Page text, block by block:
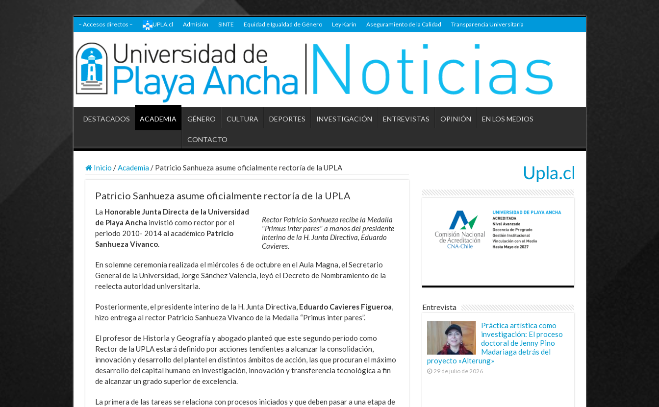
– Accesos directos – UPLA.cl Admisión SINTE Equidad e Igualdad de Género Ley Karin Aseguramiento de la Calidad Transparencia Universitaria
DESTACADOS ACADEMIA GÉNERO CULTURA DEPORTES INVESTIGACIÓN ENTREVISTAS OPINIÓN EN LOS MEDIOS
CONTACTO
Inicio / Academia / Patricio Sanhueza asume oficialmente rectoría de la UPLA
Patricio Sanhueza asume oficialmente rectoría de la UPLA
Rector Patricio Sanhueza recibe la Medalla
"Primus inter pares" a manos del presidente
interino de la H. Junta Directiva, Eduardo
Cavieres.
La Honorable Junta Directa de la Universidad
de Playa Ancha invistió como rector por el
periodo 2010- 2014 al académico Patricio
Sanhueza Vivanco.
En solemne ceremonia realizada el miércoles 6 de octubre en el Aula Magna, el Secretario
General de la Universidad, Jorge Sánchez Valencia, leyó el Decreto de Nombramiento de la
reelecta autoridad universitaria.
Posteriormente, el presidente interino de la H. Junta Directiva, Eduardo Cavieres Figueroa
hizo entrega al rector Patricio Sanhueza Vivanco de la Medalla “Primus inter pares”.
El profesor de Historia y Geografía y abogado planteó que este segundo periodo como
Rector de la UPLA estará definido por acciones tendientes a alcanzar la consolidación,
innovación y desarrollo del plantel en distintos ámbitos de acción, las que procuran el máximo
desarrollo del capital humano en investigación, innovación y transferencia tecnológica a fin
de alcanzar un grado superior de excelencia.
La primera de las tareas se relaciona con procesos iniciados y que deben pasar a una etapa de
Entrevista
Práctica artística como
investigación: El proceso
doctoral de Jenny Pino
Madariaga detrás del
proyecto «Alterung»
29 de julio de 2026